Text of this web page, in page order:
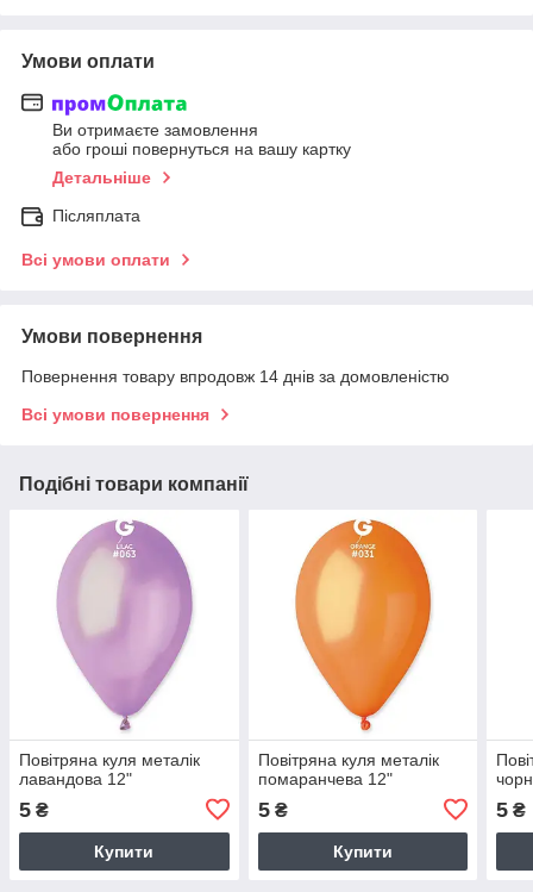
Умови оплати
Ви отримаєте замовлення
або гроші повернуться на вашу картку
Детальніше
Післяплата
Всі умови оплати
Умови повернення
Повернення товару впродовж 14 днів за домовленістю
Всі умови повернення
Подібні товари компанії
Повітряна куля металік
лавандова 12"
5 ₴
Купити
Повітряна куля металік
помаранчева 12"
5₴
Купити
5 ₴